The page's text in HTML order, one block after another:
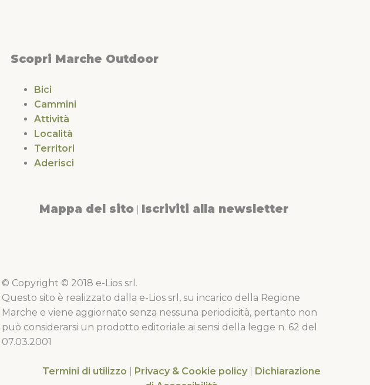
Scopri Marche Outdoor
Bici
Cammini
Attività
Località
Territori
Aderisci
Mappa del sito Iscriviti alla newsletter
© Copyright © 2018 e-Lios srl.
Questo sito è realizzato dalla e-Lios srl, su incarico della Regione
Marche e viene aggiornato senza nessuna periodicità, pertanto non
può considerarsi un prodotto editoriale ai sensi della legge n. 62 del
07.03.2001
Termini di utilizzo Privacy & Cookie policy
Dichiarazione